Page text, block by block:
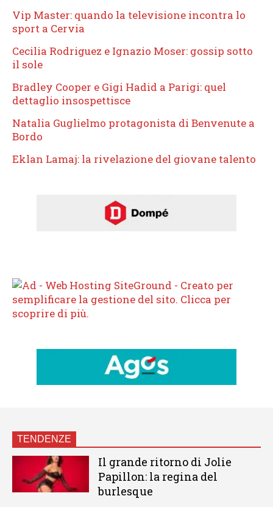
Vip Master: quando la televisione incontra lo
sport a Cervia
Cecilia Rodriguez e Ignazio Moser: gossip sotto
il sole
Bradley Cooper e Gigi Hadid a Parigi: quel
dettaglio insospettisce
Natalia Guglielmo protagonista di Benvenute a
Bordo
Eklan Lamaj: la rivelazione del giovane talento
TENDENZE
Il grande ritorno di Jolie
Papillon: la regina del
burlesque